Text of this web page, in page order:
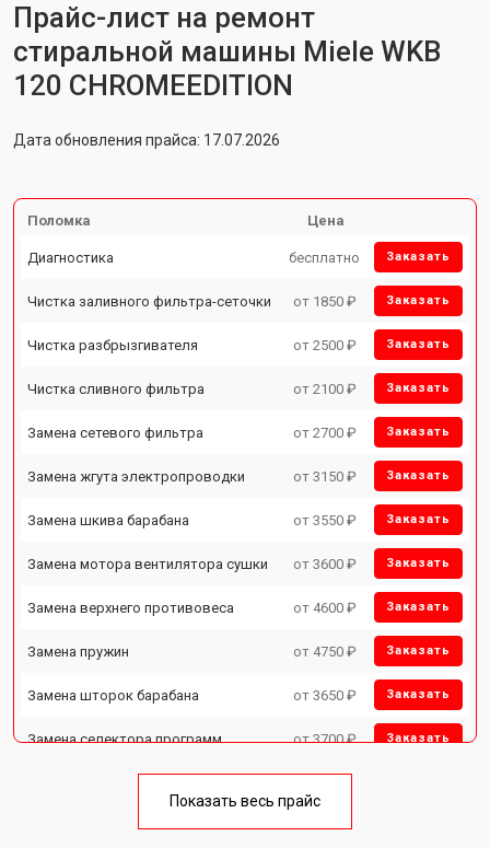
Прайс-лист на ремонт
стиральной машины Miele WKB
120 CHROMEEDITION
Дата обновления прайса: 17.07.2026
Поломка Цена
Диагностика бесплатно Заказать
Чистка заливного фильтра-сеточки от 1850 ₽ Заказать
Чистка разбрызгивателя от 2500 ₽ Заказать
Чистка сливного фильтра от 2100 ₽ Заказать
Замена сетевого фильтра от 2700 ₽ Заказать
Замена жгута электропроводки от 3150 ₽ Заказать
Замена шкива барабана от 3550 ₽ Заказать
Замена мотора вентилятора сушки от 3600 ₽ Заказать
Замена верхнего противовеса от 4600 ₽ Заказать
Замена пружин от 4750 ₽ Заказать
Замена шторок барабана от 3650 ₽ Заказать
Замена селектора программ от 3700 ₽ Заказать
Замена опоры бака от 2800 ₽
Показать весь прайс